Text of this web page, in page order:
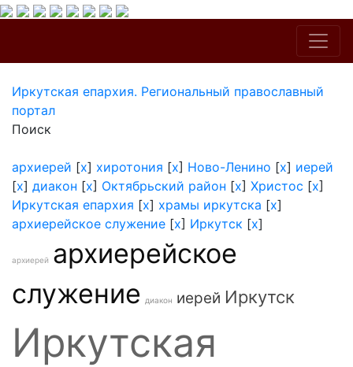
Иркутская епархия. Региональный православный
портал
Поиск
архиерей [x] хиротония [x] Ново-Ленино [x] иерей
[x] диакон [x] Октябрьский район [x] Христос [x]
Иркутская епархия [x] храмы иркутска [x]
архиерейское служение [x] Иркутск [x]
архиерей архиерейское
служение
диакон иерей Иркутск
Иркутская